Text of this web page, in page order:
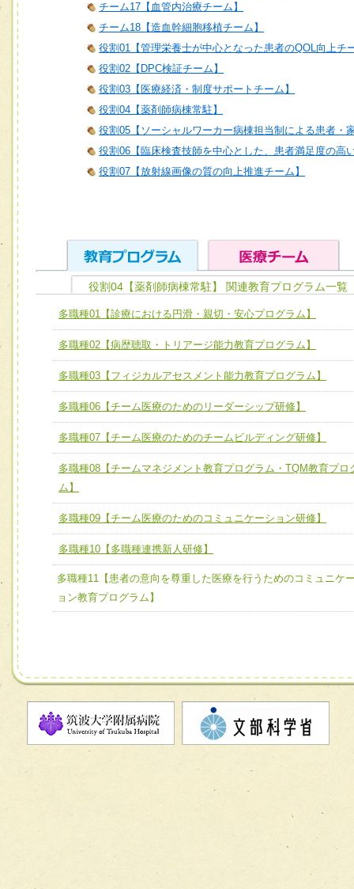
チーム17【血管内治療チーム】
チーム18【造血幹細胞移植チーム】
役割01【管理栄養士が中心となった患者のQOL向上チ
役割02【DPC検証チーム】
役割03【医療経済・制度サポートチーム】
役割04【薬剤師病棟常駐】
役割05【ソーシャルワーカー病棟担当制による患者・
役割06【臨床検査技師を中心とした、患者満足度の高
役割07【放射線画像の質の向上推進チーム】
ユニット１ 医療人としての基礎能力
全人的医療を実践する医療人として、必要な基礎能力を身
ける
ユニット２ チーム医療構成力
必要に応じて柔軟に医療チームを組織し、強調できる
ユニット３ 多職種連携力
他職種の視点とスキルを学び、相互理解と連携を深める
チーム01【病院内横断的問題解決チーム】
チーム02【地域医療連携推進による高度医療を必要とする
宅患者等支援チーム】
チーム03【癌患者服薬サポートチーム】
チーム04【口腔ケアチーム】
チーム05【せん妄対策チーム】
チーム07【病院職員に対する院内感染対策教育チーム】
チーム08【地域関係機関と連携した小児リハビリテーショ
チーム】
チーム09【術前から始める周術期リハビリテーションチー
ム】
チーム12【こどもの食育支援チーム】
チーム13【非がんに対する緩和ケアチーム】
役割04【薬剤師病棟常駐】 関連教育プログラム一覧
多職種01【診療における円滑・親切・安心プログラム】
多職種02【病歴聴取・トリアージ能力教育プログラム】
多職種03【フィジカルアセスメント能力教育プログラム】
多職種06【チーム医療のためのリーダーシップ研修】
多職種07【チーム医療のためのチームビルディング研修】
多職種08【チームマネジメント教育プログラム・TQM教育プロ
ム】
多職種09【チーム医療のためのコミュニケーション研修】
多職種10【多職種連携新人研修】
多職種11【患者の意向を尊重した医療を行うためのコミュニケ
ョン教育プログラム】